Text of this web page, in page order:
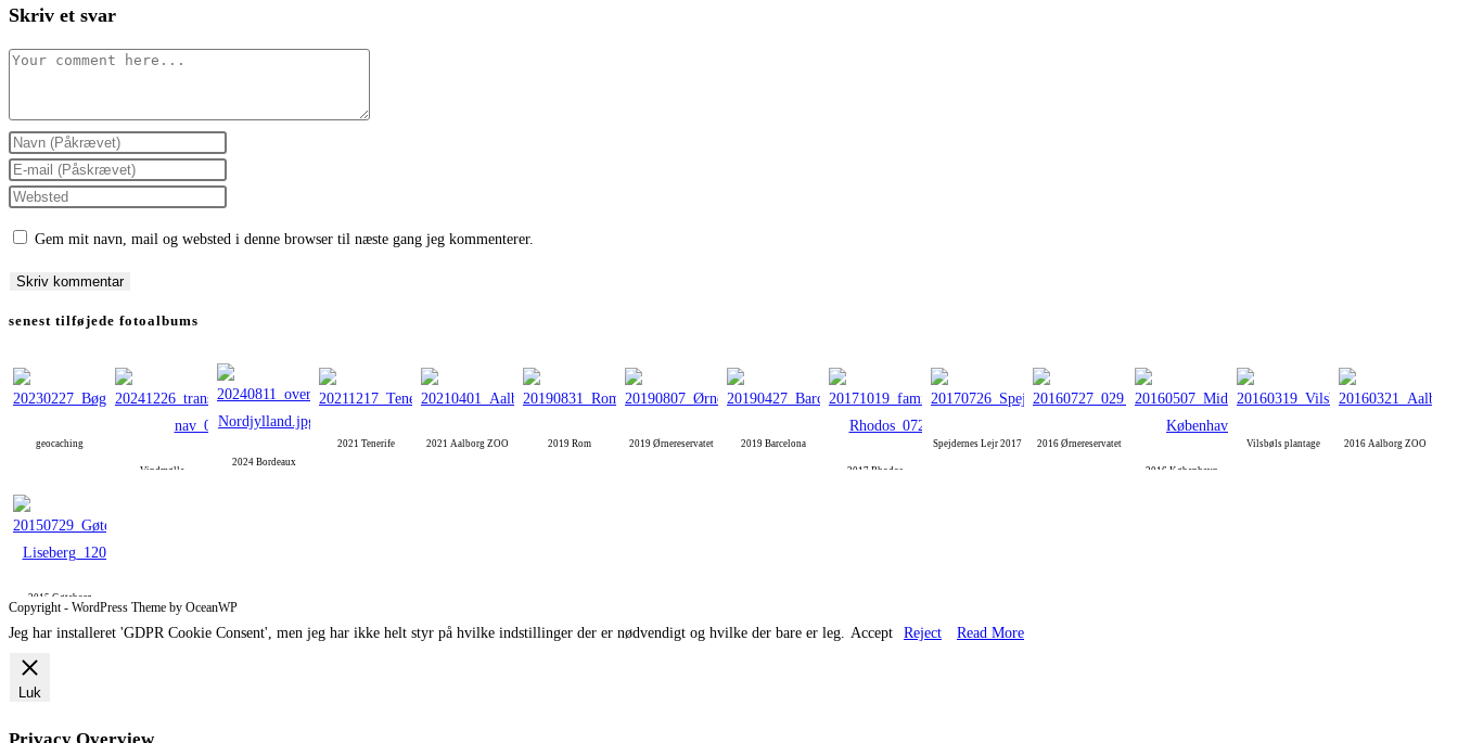
Skriv et svar
Comment
Enter
your
name
to
Enter
your
to
Enter
URL
Gem mit navn, mail og websted i denne browser til næste gang jeg kommenterer.
senest tilføjede fotoalbums
geocaching
Vindmølle
2024 Bordeaux
2021 Tenerife 2021 Aalborg ZOO 2019 Rom 2019 Ørnereservatet 2019 Barcelona
2017 Rhodos
Spejdernes Lejr 2017 2016 Ørnereservatet
2016 København
Vilsbøls plantage 2016 Aalborg ZOO
2015 Gøteborg
Copyright - WordPress Theme by OceanWP
Jeg har installeret 'GDPR Cookie Consent', men jeg har ikke helt styr på hvilke indstillinger der er nødvendigt og hvilke der bare er leg. Accept Reject Read More
Luk